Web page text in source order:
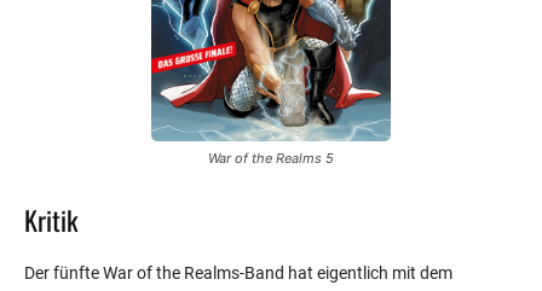
War of the Realms 5
Kritik
Der fünfte War of the Realms-Band hat eigentlich mit dem